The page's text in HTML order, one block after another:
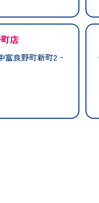
店
富良野町新町2‐